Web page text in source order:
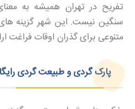
تفریح در تهران همیشه به
سنگین نیست. این شهر گزینه های
متنوعی برای گذران اوقات فراغت
پارک گردی و طبیعت گردی